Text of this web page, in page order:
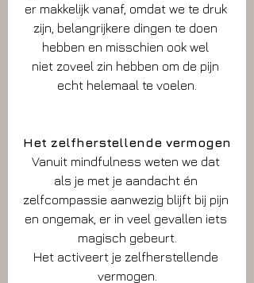
er makkelijk vanaf, omdat we te druk
zijn, belangrijkere dingen te doen
hebben en misschien ook wel
niet zoveel zin hebben om de pijn
echt helemaal te voelen.
Het zelfherstellende vermogen
Vanuit mindfulness weten we dat
als je met je aandacht én
zelfcompassie aanwezig blijft bij pijn
en ongemak, er in veel gevallen iets
magisch gebeurt.
Het activeert je zelfherstellende
vermogen.